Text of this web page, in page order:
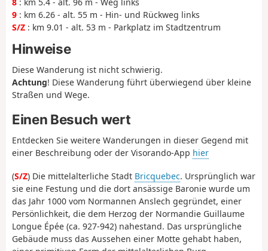
8 : km 5.4 - alt. 96 m - Weg links
9 : km 6.26 - alt. 55 m - Hin- und Rückweg links
S/Z : km 9.01 - alt. 53 m - Parkplatz im Stadtzentrum
Hinweise
Diese Wanderung ist nicht schwierig.
Achtung! Diese Wanderung führt überwiegend über kleine
Straßen und Wege.
Einen Besuch wert
Entdecken Sie weitere Wanderungen in dieser Gegend mit
einer Beschreibung oder der Visorando-App hier
(S/Z) Die mittelalterliche Stadt Bricquebec. Ursprünglich war
sie eine Festung und die dort ansässige Baronie wurde um
das Jahr 1000 vom Normannen Anslech gegründet, einer
Persönlichkeit, die dem Herzog der Normandie Guillaume
Longue Épée (ca. 927-942) nahestand. Das ursprüngliche
Gebäude muss das Aussehen einer Motte gehabt haben,